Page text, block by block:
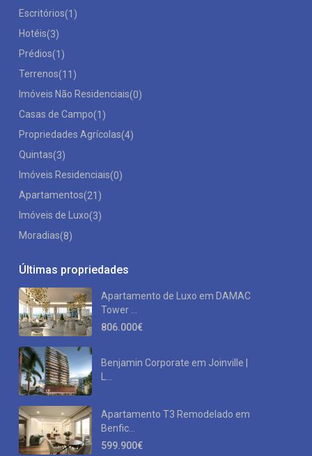
Escritórios(1)
Hotéis(3)
Prédios(1)
Terrenos(11)
Imóveis Não Residenciais(0)
Casas de Campo(1)
Propriedades Agrícolas(4)
Quintas(3)
Imóveis Residenciais(0)
Apartamentos(21)
Imóveis de Luxo(3)
Moradias(8)
Últimas propriedades
Apartamento de Luxo em DAMAC
Tower ...
806.000€
Benjamin Corporate em Joinville |
L...
Apartamento T3 Remodelado em
Benfic...
599.900€